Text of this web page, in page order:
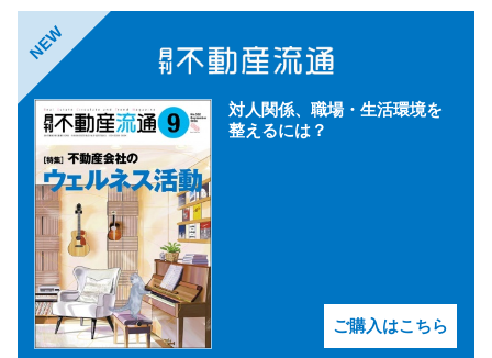
NEW
対人関係、職場・生活環境を
整えるには？
ご購入はこちら